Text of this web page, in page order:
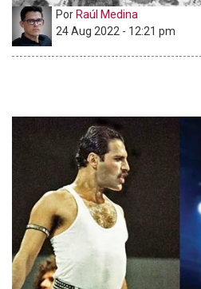
Por Raúl Medina
24 Aug 2022 - 12:21 pm